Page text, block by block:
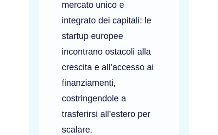
mercato unico e
integrato dei capitali: le
startup europee
incontrano ostacoli alla
crescita e all’accesso ai
finanziamenti,
costringendole a
trasferirsi all’estero per
scalare.